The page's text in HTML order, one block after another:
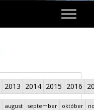
Toggle
2013 2014 2015 2016
august september október